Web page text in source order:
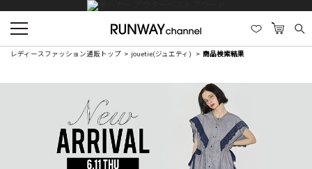
レディースファッション通販トップ jouetie(ジュエティ) 商品検索結果